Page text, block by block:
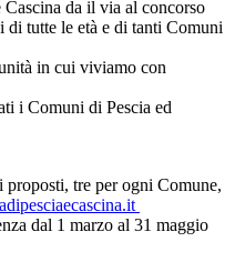
da il via al concorso
tutte le età e di tanti Comuni
in cui viviamo con
i Comuni di Pescia ed
proposti, tre per ogni Comune,
dal 1 marzo al 31 maggio